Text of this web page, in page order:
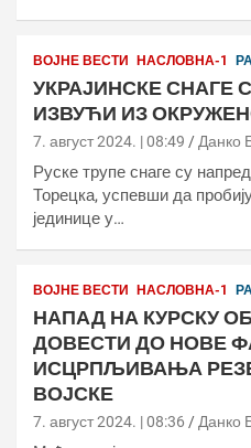
ВОЈНЕ ВЕСТИ НАСЛОВНА-1
УКРАЈИНСКЕ СНАГЕ
ИЗВУЋИ ИЗ
7. август 2024. | 08:49 Данко
Руске трупе снаге су
Торецка, успевши да
јединице у…
ВОЈНЕ ВЕСТИ НАСЛОВНА-1
НАПАД НА КУРСКУ
ДОВЕСТИ ДО НОВЕ
ИСЦРПЉИВАЊА
ВОЈСКЕ
7. август 2024. | 08:36 Данко